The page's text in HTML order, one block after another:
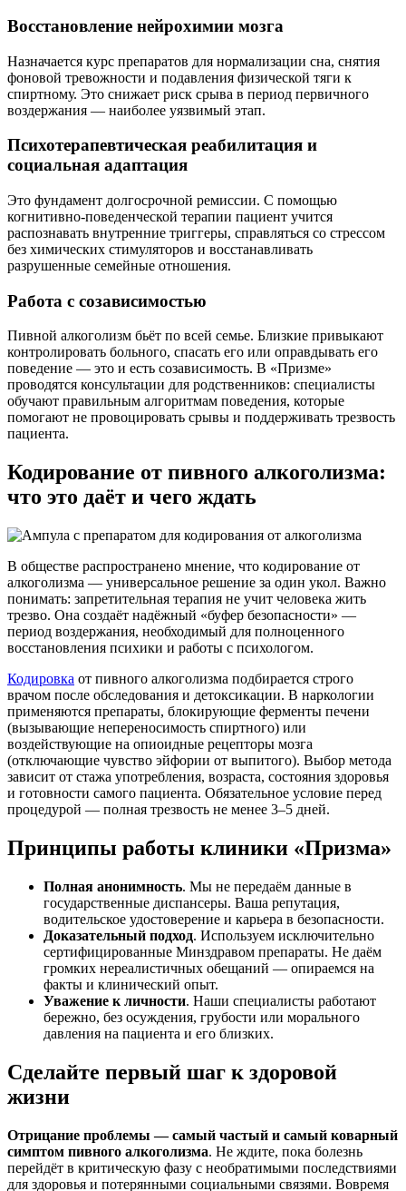
Восстановление нейрохимии мозга
Назначается курс препаратов для нормализации сна, снятия
фоновой тревожности и подавления физической тяги к
спиртному. Это снижает риск срыва в период первичного
воздержания — наиболее уязвимый этап.
Психотерапевтическая реабилитация и
социальная адаптация
Это фундамент долгосрочной ремиссии. С помощью
когнитивно-поведенческой терапии пациент учится
распознавать внутренние триггеры, справляться со стрессом
без химических стимуляторов и восстанавливать
разрушенные семейные отношения.
Работа с созависимостью
Пивной алкоголизм бьёт по всей семье. Близкие привыкают
контролировать больного, спасать его или оправдывать его
поведение — это и есть созависимость. В «Призме»
проводятся консультации для родственников: специалисты
обучают правильным алгоритмам поведения, которые
помогают не провоцировать срывы и поддерживать трезвость
пациента.
Кодирование от пивного алкоголизма:
что это даёт и чего ждать
В обществе распространено мнение, что кодирование от
алкоголизма — универсальное решение за один укол. Важно
понимать: запретительная терапия не учит человека жить
трезво. Она создаёт надёжный «буфер безопасности» —
период воздержания, необходимый для полноценного
восстановления психики и работы с психологом.
Кодировка от пивного алкоголизма подбирается строго
врачом после обследования и детоксикации. В наркологии
применяются препараты, блокирующие ферменты печени
(вызывающие непереносимость спиртного) или
воздействующие на опиоидные рецепторы мозга
(отключающие чувство эйфории от выпитого). Выбор метода
зависит от стажа употребления, возраста, состояния здоровья
и готовности самого пациента. Обязательное условие перед
процедурой — полная трезвость не менее 3–5 дней.
Принципы работы клиники «Призма»
Полная анонимность. Мы не передаём данные в
государственные диспансеры. Ваша репутация,
водительское удостоверение и карьера в безопасности.
Доказательный подход. Используем исключительно
сертифицированные Минздравом препараты. Не даём
громких нереалистичных обещаний — опираемся на
факты и клинический опыт.
Уважение к личности. Наши специалисты работают
бережно, без осуждения, грубости или морального
давления на пациента и его близких.
Сделайте первый шаг к здоровой
жизни
Отрицание проблемы — самый частый и самый коварный
симптом пивного алкоголизма. Не ждите, пока болезнь
перейдёт в критическую фазу с необратимыми последствиями
для здоровья и потерянными социальными связями. Вовремя